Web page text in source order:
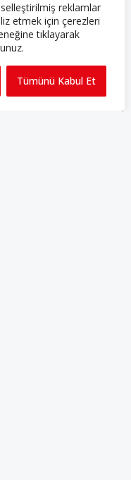
reklamlar
etmek için çerezleri
tıklayarak
Tümünü Kabul Et
edinmek için